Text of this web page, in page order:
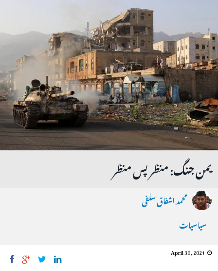
یمن جنگ: منظر پس منظر
محمد اشفاق سلفی
سیاسیات
April 30, 2021